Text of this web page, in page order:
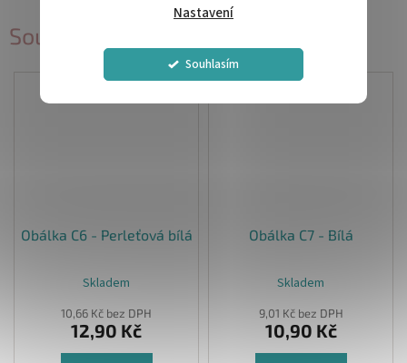
Nastavení
Souhlasím
Související produkty
Obálka C6 - Perleťová bílá
Skladem
10,66 Kč bez DPH
12,90 Kč
Obálka C7 - Bílá
Skladem
9,01 Kč bez DPH
10,90 Kč